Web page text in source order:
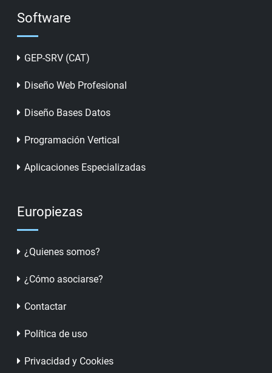
Software
GEP-SRV (CAT)
Diseño Web Profesional
Diseño Bases Datos
Programación Vertical
Aplicaciones Especializadas
Europiezas
¿Quienes somos?
¿Cómo asociarse?
Contactar
Política de uso
Privacidad y Cookies